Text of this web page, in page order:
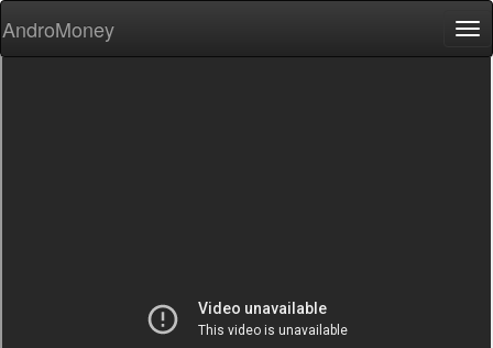
AndroMoney